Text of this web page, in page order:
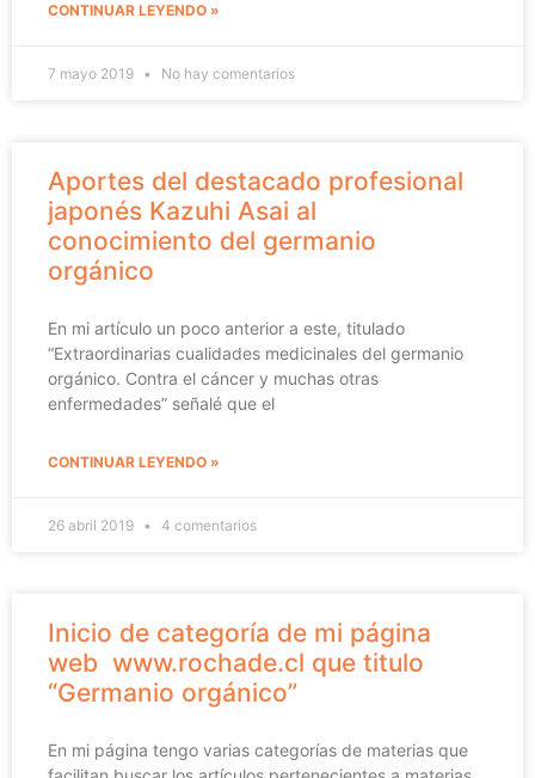
CONTINUAR LEYENDO »
7 mayo 2019 No hay comentarios
Aportes del destacado profesional
japonés Kazuhi Asai al
conocimiento del germanio
orgánico
En mi artículo un poco anterior a este, titulado
“Extraordinarias cualidades medicinales del germanio
orgánico. Contra el cáncer y muchas otras
enfermedades” señalé que el
CONTINUAR LEYENDO »
26 abril 2019 4 comentarios
Inicio de categoría de mi página
web www.rochade.cl que titulo
“Germanio orgánico”
En mi página tengo varias categorías de materias que